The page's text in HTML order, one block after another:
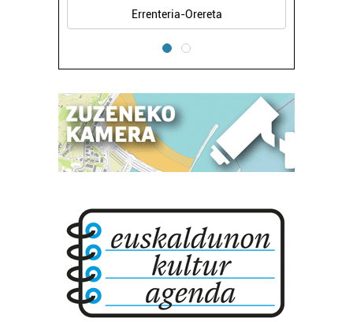
Errenteria-Orereta